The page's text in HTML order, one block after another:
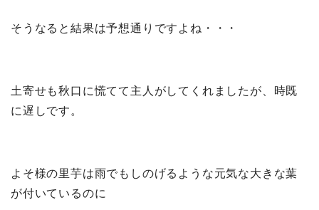
そうなると結果は予想通りですよね・・・
土寄せも秋口に慌てて主人がしてくれましたが、時既
に遅しです。
よそ様の里芋は雨でもしのげるような元気な大きな葉
が付いているのに